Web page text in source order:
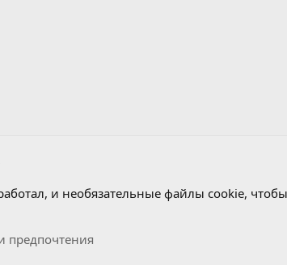
и необязательные файлы cookie,
предпочтения